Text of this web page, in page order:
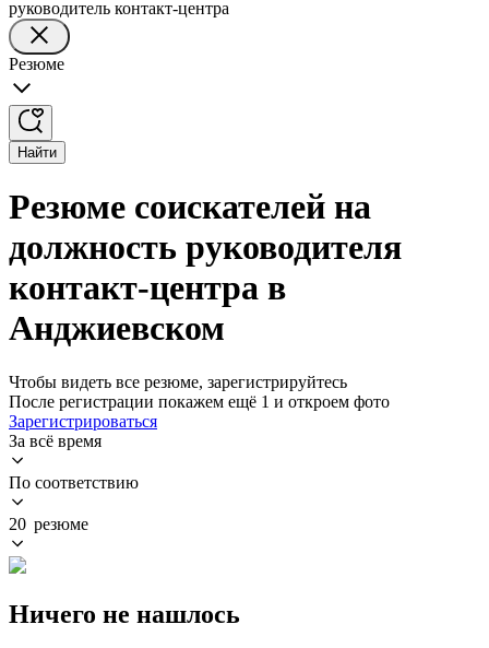
руководитель контакт-центра
Резюме
Найти
Резюме соискателей на
должность руководителя
контакт-центра в
Анджиевском
Чтобы видеть все резюме, зарегистрируйтесь
После регистрации покажем ещё 1 и откроем фото
Зарегистрироваться
За всё время
По соответствию
20 резюме
Ничего не нашлось